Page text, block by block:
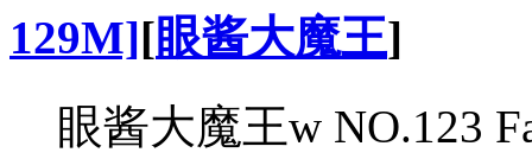
129M][眼酱大魔王]
眼酱大魔王w NO.123